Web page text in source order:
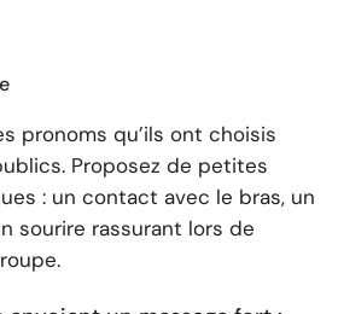
pronoms qu’ils ont choisis
Proposez de petites
: un contact avec le bras, un
sourire rassurant lors de